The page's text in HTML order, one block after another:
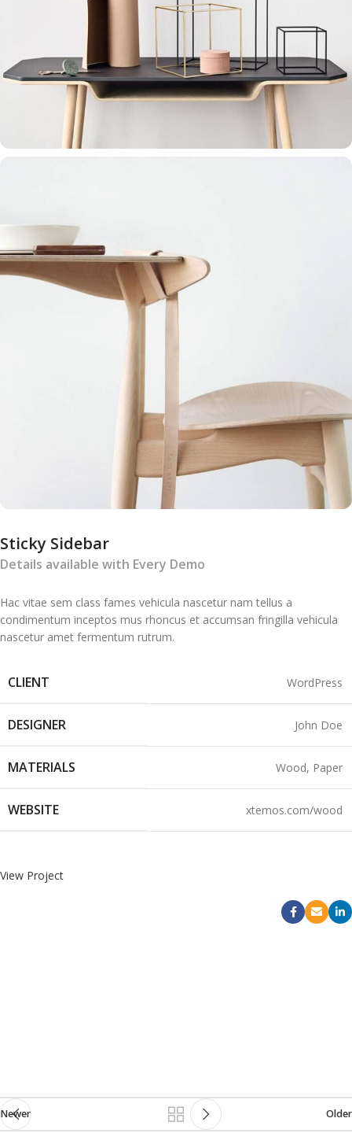
Sticky Sidebar
Details available with Every Demo
Hac vitae sem class fames vehicula nascetur nam tellus a
condimentum inceptos mus rhoncus et accumsan fringilla vehicula
nascetur amet fermentum rutrum.
CLIENT WordPress
DESIGNER John Doe
MATERIALS Wood, Paper
WEBSITE xtemos.com/wood
View Project
Newer Older